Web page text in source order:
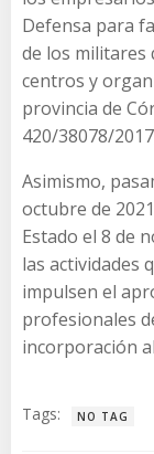
Defensa para
de los militares
centros y
provincia de
420/38078/
Asimismo,
octubre de
Estado el 8 de
las actividades
impulsen el
profesionales
incorporación
Tags: NO TAG